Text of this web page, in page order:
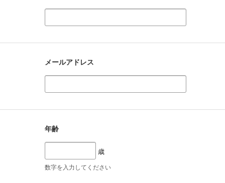
メールアドレス
年齢
歳
数字を入力してください